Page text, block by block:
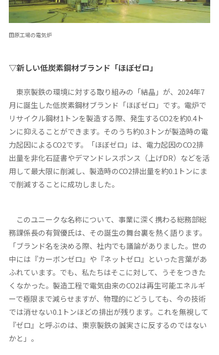
田原工場の電気炉
▽新しい低炭素鋼材ブランド「ほぼゼロ」
東京製鉄の環境に対する取り組みの「結晶」が、2024年7
月に誕生した低炭素鋼材ブランド「ほぼゼロ」です。電炉で
リサイクル鋼材1トンを製造する際、発生するCO2を約0.4ト
ンに抑えることができます。そのうち約0.3トンが製造時の電
力起因によるCO2です。「ほぼゼロ」は、電力起因のCO2排
出量を非化石証書やデマンドレスポンス（上げDR）などを活
用して最大限に削減し、製造時のCO2排出量を約0.1トンにま
で削減することに成功しました。
このユニークな名称について、事業に深く携わる総務部総
務課係長の有賀優氏は、その誕生の舞台裏を熱く語ります。
「ブランド名を決める際、社内でも議論がありました。世の
中には『カーボンゼロ』や『ネットゼロ』といった言葉があ
ふれています。でも、私たちはそこに対して、うそをつきた
くなかった。製造工程で電気由来のCO2は再生可能エネルギ
ーで極限まで減らせますが、物理的にどうしても、今の技術
では消せない0.1トンほどの排出が残ります。これを無視して
『ゼロ』と呼ぶのは、東京製鉄の誠実さに反するのではない
かと」。